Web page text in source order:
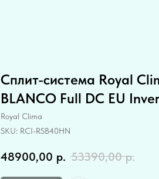
Cплит-система Royal
BLANCO Full DC EU
Royal Clima
SKU: RCI-RSB40HN
48900,00 р. 53390,00 р.